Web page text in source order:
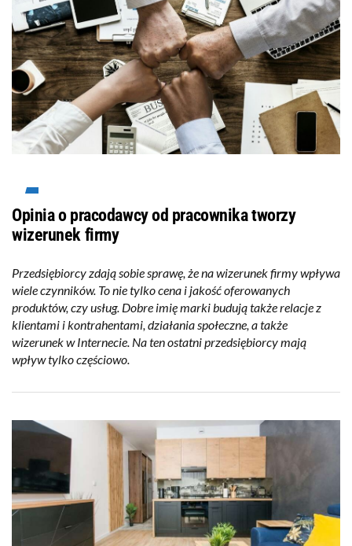
Opinia o pracodawcy od pracownika tworzy
wizerunek firmy
Przedsiębiorcy zdają sobie sprawę, że na wizerunek firmy wpływa
wiele czynników. To nie tylko cena i jakość oferowanych
produktów, czy usług. Dobre imię marki budują także relacje z
klientami i kontrahentami, działania społeczne, a także
wizerunek w Internecie. Na ten ostatni przedsiębiorcy mają
wpływ tylko częściowo.